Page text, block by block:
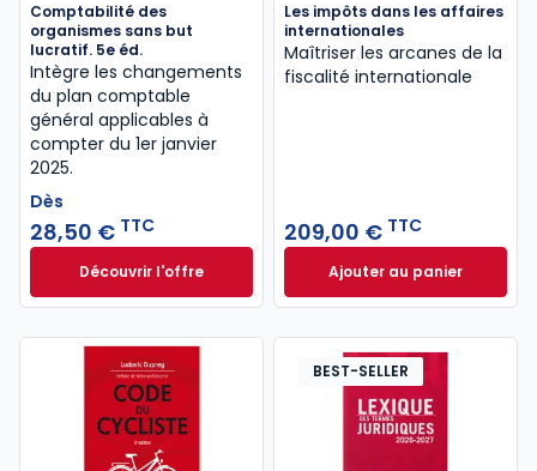
Comptabilité des
organismes sans but
lucratif. 5e éd.
Intègre les changements
du plan comptable
général applicables à
compter du 1er janvier
2025.
Dès
28,50 € TTC
Découvrir l'offreComptabilité des organismes sans but lucratif.
Dès
Les impôts dans les affaires
internationales
Maîtriser les arcanes de la
fiscalité internationale
209,00 € TTC
Ajouter au panier
Les impôts dans
BEST-SELLER